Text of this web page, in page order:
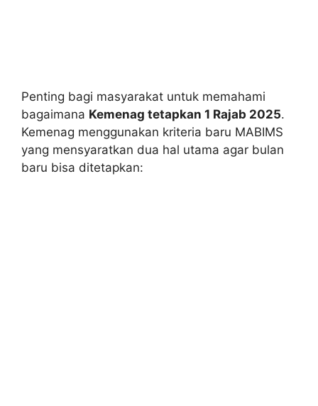
Penting bagi masyarakat untuk memahami
bagaimana Kemenag tetapkan 1 Rajab 2025.
Kemenag menggunakan kriteria baru MABIMS
yang mensyaratkan dua hal utama agar bulan
baru bisa ditetapkan: